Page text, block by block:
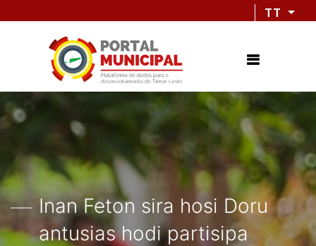
TT
Inan Feton sira hosi Doru
antusias hodi partisipa